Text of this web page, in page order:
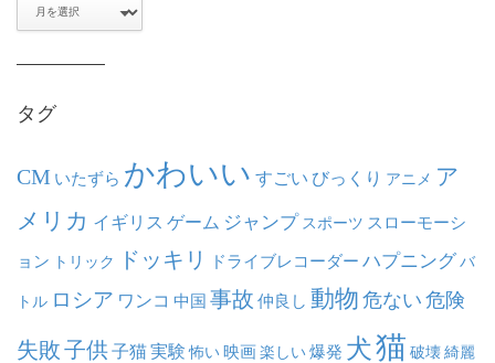
タグ
CM いたずら かわいい すごい びっくり アニメ ア
メリカ イギリス ゲーム ジャンプ スポーツ スローモーシ
ョン トリック ドッキリ ドライブレコーダー ハプニング バ
トル ロシア ワンコ 中国 事故 仲良し 動物 危ない 危険
失敗子供子猫実験 怖い映画楽しい爆発 犬猫 破壊綺麗